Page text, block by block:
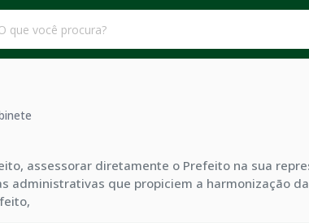
assessorar diretamente o Prefeito na sua
administrativas que propiciem a harmonização